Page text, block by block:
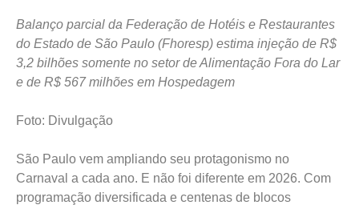
Balanço parcial da Federação de Hotéis e Restaurantes
do Estado de São Paulo (Fhoresp) estima injeção de R$
3,2 bilhões somente no setor de Alimentação Fora do Lar
e de R$ 567 milhões em Hospedagem
Foto: Divulgação
São Paulo vem ampliando seu protagonismo no
Carnaval a cada ano. E não foi diferente em 2026. Com
programação diversificada e centenas de blocos